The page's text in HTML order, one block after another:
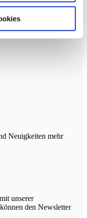
Neuigkeiten mehr
unserer
den Newsletter